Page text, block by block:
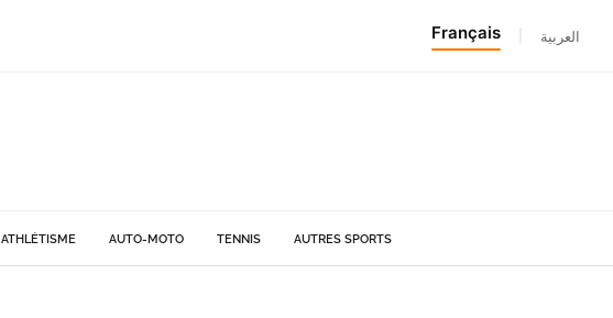
Français العربية
ATHLÉTISME AUTO-MOTO TENNIS AUTRES SPORTS